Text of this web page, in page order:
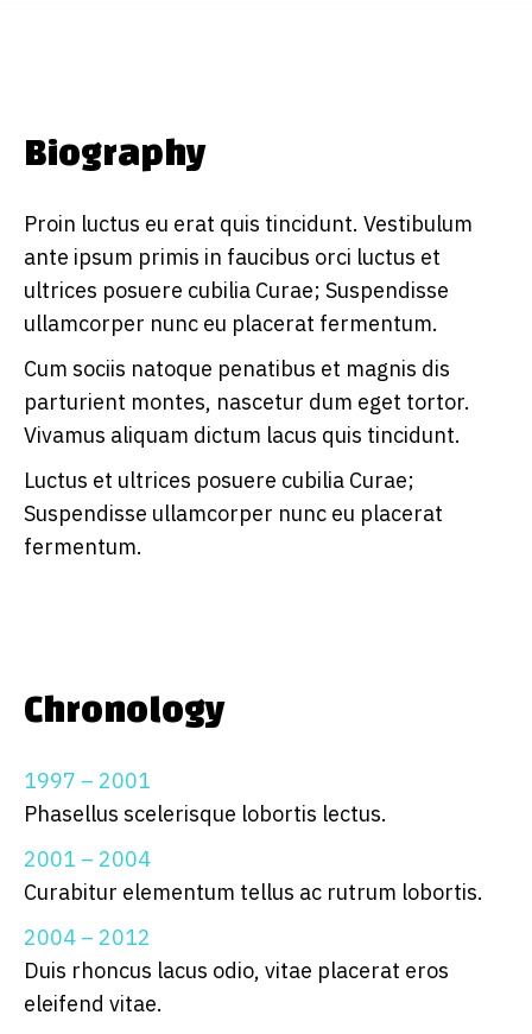
Biography
Proin luctus eu erat quis tincidunt. Vestibulum
ante ipsum primis in faucibus orci luctus et
ultrices posuere cubilia Curae; Suspendisse
ullamcorper nunc eu placerat fermentum.
Cum sociis natoque penatibus et magnis dis
parturient montes, nascetur dum eget tortor.
Vivamus aliquam dictum lacus quis tincidunt.
Luctus et ultrices posuere cubilia Curae;
Suspendisse ullamcorper nunc eu placerat
fermentum.
Chronology
1997 – 2001
Phasellus scelerisque lobortis lectus.
2001 – 2004
Curabitur elementum tellus ac rutrum lobortis.
2004 – 2012
Duis rhoncus lacus odio, vitae placerat eros
eleifend vitae.